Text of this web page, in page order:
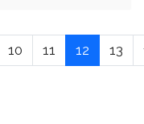
10 11 12 13